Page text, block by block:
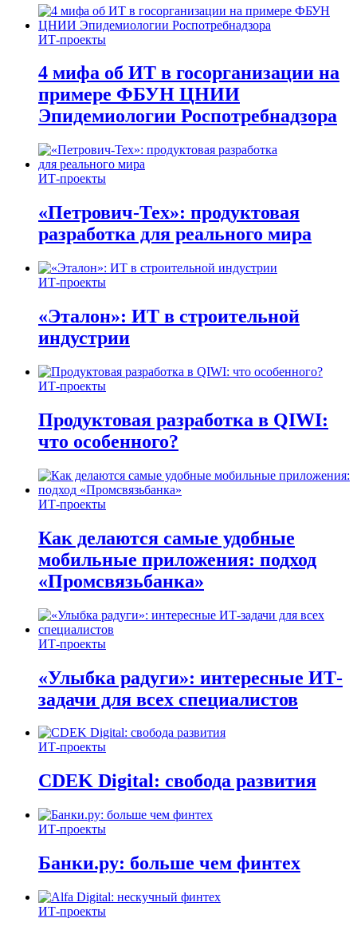
ИТ-проекты
4 мифа об ИТ в госорганизации на
примере ФБУН ЦНИИ
Эпидемиологии Роспотребнадзора
ИТ-проекты
«Петрович-Тех»: продуктовая
разработка для реального мира
ИТ-проекты
«Эталон»: ИТ в строительной
индустрии
ИТ-проекты
Продуктовая разработка в QIWI:
что особенного?
ИТ-проекты
Как делаются самые удобные
мобильные приложения: подход
«Промсвязьбанка»
ИТ-проекты
«Улыбка радуги»: интересные ИТ-
задачи для всех специалистов
ИТ-проекты
CDEK Digital: свобода развития
ИТ-проекты
Банки.ру: больше чем финтех
ИТ-проекты